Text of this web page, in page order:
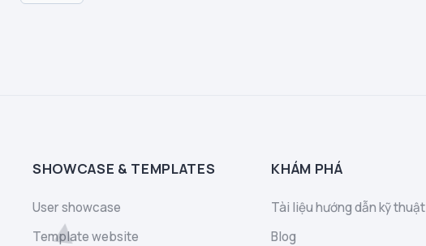
SHOWCASE & TEMPLATES
User showcase
Template website
KHÁM PHÁ
Tài liệu hướng dẫn kỹ thuật
Blog